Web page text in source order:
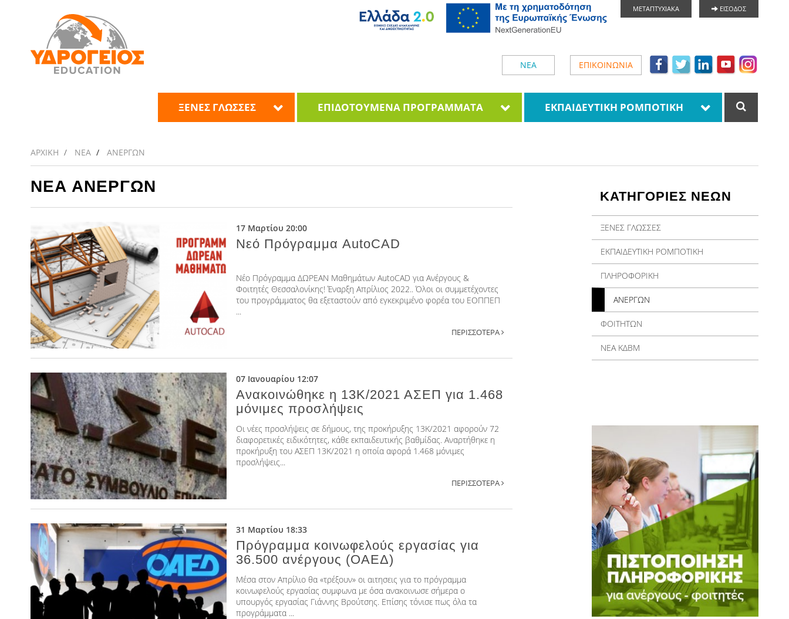
ΕΙΣΟΔΟΣ
ΜΕΤΑΠΤΥΧΙΑΚΑ
ΕΠΙΚΟΙΝΩΝΙΑ
ΝΕΑ
ΞΕΝΕΣ ΓΛΩΣΣΕΣ ΕΠΙΔΟΤΟΥΜΕΝΑ ΠΡΟΓΡΑΜΜΑΤΑ ΕΚΠΑΙΔΕΥΤΙΚΗ ΡΟΜΠΟΤΙΚΗ
ΑΡΧΙΚΗ ΝΕΑ ΑΝΕΡΓΩΝ
ΝΕΑ ΑΝΕΡΓΩΝ
17 Μαρτίου 20:00
Νεό Πρόγραμμα AutoCAD
Nέο Πρόγραμμα ΔΩΡΕΑΝ Μαθημάτων AutoCAD για Ανέργους &
Φοιτητές Θεσσαλονίκης! Έναρξη Απρίλιος 2022.. Όλοι οι συμμετέχοντες
του προγράμματος θα εξεταστούν από εγκεκριμένο φορέα του ΕΟΠΠΕΠ
...
ΠΕΡΙΣΣΟΤΕΡΑ
07 Ιανουαρίου 12:07
Ανακοινώθηκε η 13Κ/2021 ΑΣΕΠ για 1.468
μόνιμες προσλήψεις
Οι νέες προσλήψεις σε δήμους, της προκήρυξης 13Κ/2021 αφορούν 72
διαφορετικές ειδικότητες, κάθε εκπαιδευτικής βαθμίδας. Αναρτήθηκε η
προκήρυξη του ΑΣΕΠ 13Κ/2021 η οποία αφορά 1.468 μόνιμες
προσλήψεις...
ΠΕΡΙΣΣΟΤΕΡΑ
31 Μαρτίου 18:33
Πρόγραμμα κοινωφελούς εργασίας για
36.500 ανέργους (ΟΑΕΔ)
Μέσα στον Απρίλιο θα «τρέξουν» οι αιτησεις για το πρόγραμμα
κοινωφελούς εργασίας συμφωνα με όσα ανακοινωσε σήμερα ο
υπουργός εργασίας Γιάννης Βρούτσης. Επίσης τόνισε πως όλα τα
προγράμματα ...
ΚΑΤΗΓΟΡΙΕΣ ΝΕΩΝ
ΞΕΝΕΣ ΓΛΩΣΣΕΣ
ΕΚΠΑΙΔΕΥΤΙΚΗ ΡΟΜΠΟΤΙΚΗ
ΠΛΗΡΟΦΟΡΙΚΗ
ΑΝΕΡΓΩΝ
ΦΟΙΤΗΤΩΝ
ΝΕΑ ΚΔΒΜ